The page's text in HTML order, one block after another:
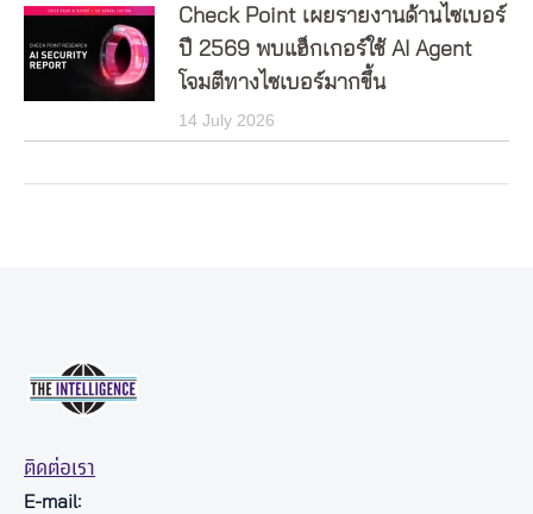
Check Point เผยรายงานด้านไซเบอร์
ปี 2569 พบแฮ็กเกอร์ใช้ AI Agent
โจมตีทางไซเบอร์มากขึ้น
14 July 2026
ติดต่อเรา
E-mail: